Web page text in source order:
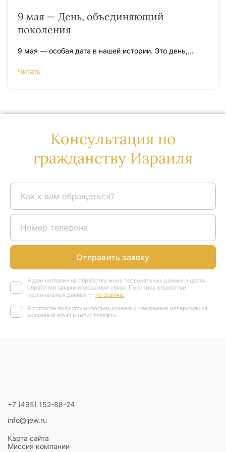
9 мая — День, объединяющий
поколения
9 мая — особая дата в нашей истории. Это день,...
Читать
Консультация по
гражданству Израиля
Отправить заявку
Я даю согласие на обработку моих персональных данных в целях
обработки заявки и обратной связи. Политика обработки
персональных данных — по ссылке.
Я согласен получать информационные и рекламные материалы на
указанный email и (или) телефон.
+7 (495) 152-88-24
info@ijew.ru
Карта сайта
Миссия компании